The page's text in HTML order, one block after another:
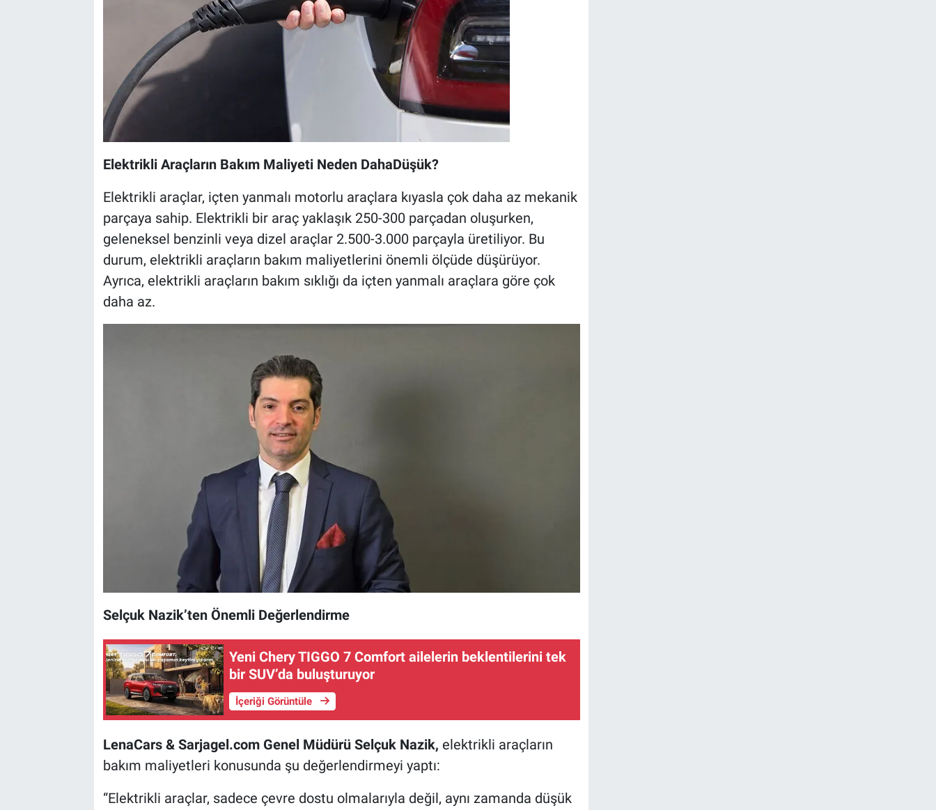
Elektrikli Araçların Bakım Maliyeti Neden DahaDüşük?
Elektrikli araçlar, içten yanmalı motorlu araçlara kıyasla çok daha az mekanik
parçaya sahip. Elektrikli bir araç yaklaşık 250-300 parçadan oluşurken,
geleneksel benzinli veya dizel araçlar 2.500-3.000 parçayla üretiliyor. Bu
durum, elektrikli araçların bakım maliyetlerini önemli ölçüde düşürüyor.
Ayrıca, elektrikli araçların bakım sıklığı da içten yanmalı araçlara göre çok
daha az.
Selçuk Nazik’ten Önemli Değerlendirme
Yeni Chery TIGGO 7 Comfort ailelerin beklentilerini tek
bir SUV’da buluşturuyor
İçeriği Görüntüle
LenaCars & Sarjagel.com Genel Müdürü Selçuk Nazik, elektrikli araçların
bakım maliyetleri konusunda şu değerlendirmeyi yaptı:
“Elektrikli araçlar, sadece çevre dostu olmalarıyla değil, aynı zamanda düşük